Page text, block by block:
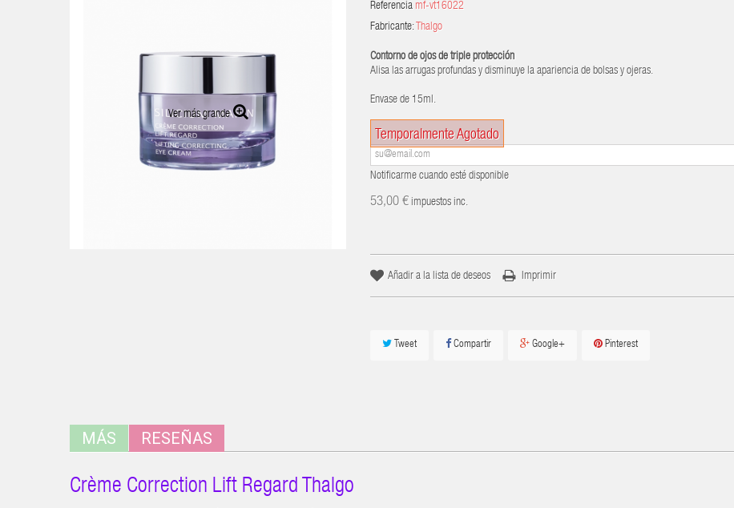
Ver más grande
Referencia mf-vt16022
Fabricante: Thalgo
Contorno de ojos de triple protección
Alisa las arrugas profundas y disminuye la apariencia de bolsas y ojeras.
Envase de 15ml.
Temporalmente Agotado
Notificarme cuando esté disponible
53,00 € impuestos inc.
Añadir a la lista de deseos Imprimir
Tweet Compartir Google+ Pinterest
MÁS RESEÑAS
Crème Correction Lift Regard Thalgo